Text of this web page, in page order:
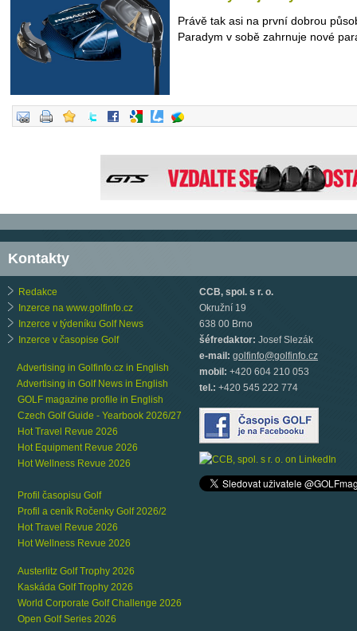
Právě tak asi na první dobrou
Paradym v sobě zahrnuje nové
Kontakty
Redakce
Inzerce na www.golfinfo.cz
Inzerce v týdeníku Golf News
Inzerce v časopise Golf
Advertising in Golfinfo.cz in English
Advertising in Golf News in English
GOLF magazine profile in English
Czech Golf Guide - Yearbook 2026/27
Hot Travel Revue 2026
Hot Equipment Revue 2026
Hot Wellness Revue 2026
Profil časopisu Golf
Profil a ceník Ročenky Golf 2026/2
Hot Travel Revue 2026
Hot Wellness Revue 2026
Austerlitz Golf Trophy 2026
Kaskáda Golf Trophy 2026
World Corporate Golf Challenge 2026
Open Golf Series 2026
CCB, spol. s r. o.
Okružní 19
638 00 Brno
šéfredaktor: Josef Slezák
e-mail: golfinfo@golfinfo.cz
mobil: +420 604 210 053
tel.: +420 545 222 774